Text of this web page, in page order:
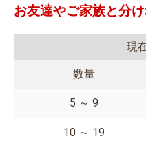
お友達やご家族と分
現
数量
5 ～ 9
10 ～ 19